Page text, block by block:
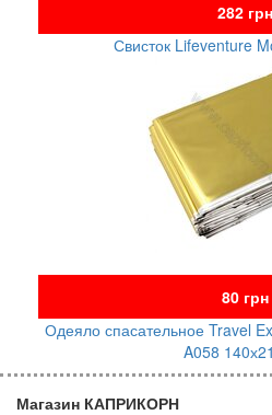
282 грн
Свисток Lifeventure
80 грн
Одеяло спасательное Travel
A058
Магазин КАПРИКОРН